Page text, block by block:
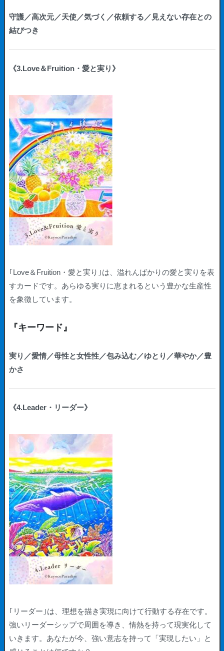
守護／高次元／天使／気づく／依頼する／見えない存在との
結びつき
《3.Love＆Fruition・愛と実り》
｢Love＆Fruition・愛と実り｣は、溢れんばかりの愛と実りを表
すカードです。あらゆる実りに恵まれるという豊かな生産性
を象徴しています。
『キーワード』
実り／愛情／母性と女性性／包み込む／ゆとり／華やか／豊
かさ
《4.Leader・リーダー》
｢リーダー｣は、理想を描き実現に向けて行動する存在です。
強いリーダーシップで周囲を導き、情熱を持って現実化して
いきます。あなたが今、強い意志を持って「実現したい」と